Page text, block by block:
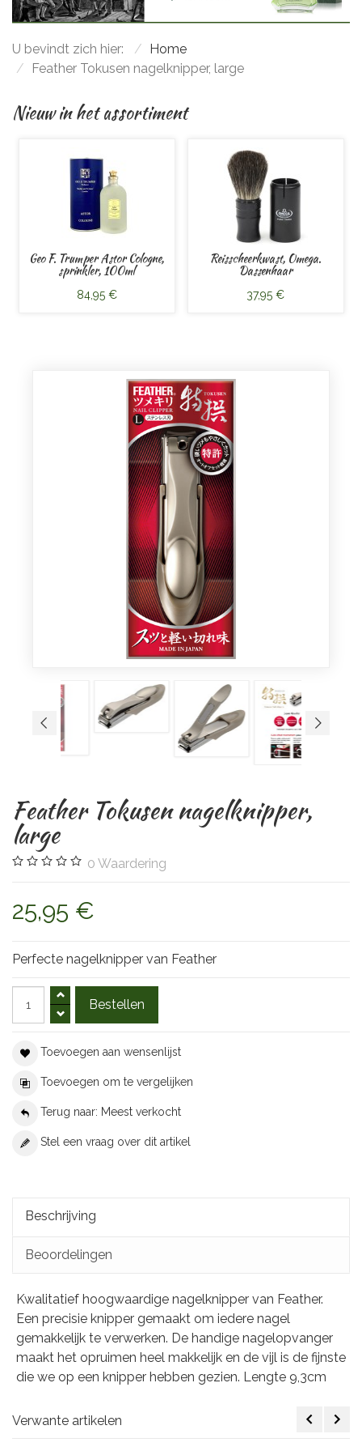
U bevindt zich hier:
Home
Feather Tokusen nagelknipper, large
Nieuw in het assortiment
Geo F. Trumper Astor Cologne,
sprinkler, 100ml
84,95 €
Reisscheerkwast, Omega.
Dassenhaar
37,95 €
Feather Tokusen nagelknipper,
large
0 Waardering
25,95 €
Perfecte nagelknipper van Feather
Toevoegen aan wensenlijst
Toevoegen om te vergelijken
Terug naar: Meest verkocht
Stel een vraag over dit artikel
Beschrijving
Beoordelingen
Kwalitatief hoogwaardige nagelknipper van Feather.
Een precisie knipper gemaakt om iedere nagel
gemakkelijk te verwerken. De handige nagelopvanger
maakt het opruimen heel makkelijk en de vijl is de fijnste
die we op een knipper hebben gezien. Lengte 9,3cm
Verwante artikelen